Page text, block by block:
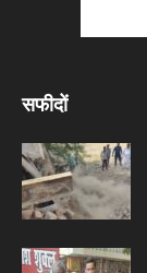
सफीदों